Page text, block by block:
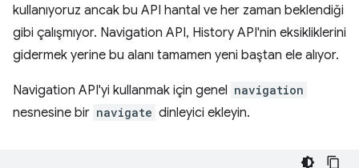
kullanıyoruz ancak bu API hantal ve her zaman beklendiği
gibi çalışmıyor. Navigation API, History API'nin eksikliklerini
gidermek yerine bu alanı tamamen yeni baştan ele alıyor.
Navigation API'yi kullanmak için genel navigation
nesnesine bir navigate dinleyici ekleyin.